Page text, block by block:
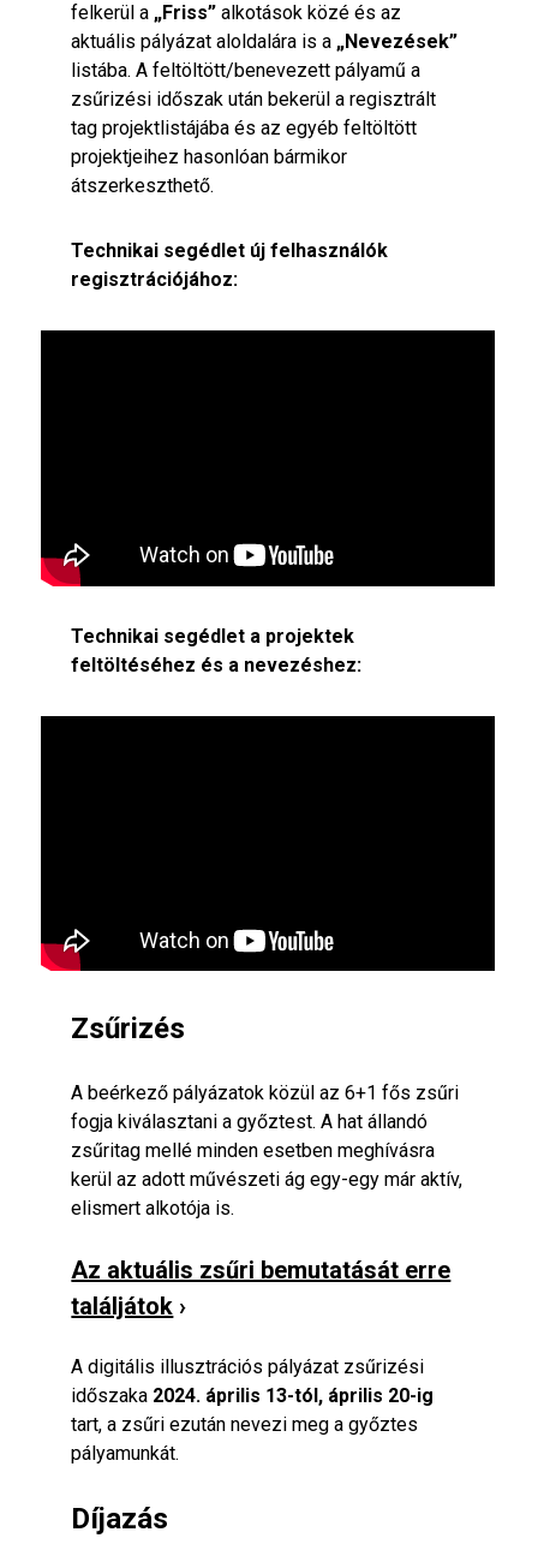
felkerül a „Friss” alkotások közé és az
aktuális pályázat aloldalára is a „Nevezések”
listába. A feltöltött/benevezett pályamű a
zsűrizési időszak után bekerül a regisztrált
tag projektlistájába és az egyéb feltöltött
projektjeihez hasonlóan bármikor
átszerkeszthető.
Technikai segédlet új felhasználók
regisztrációjához:
Technikai segédlet a projektek
feltöltéséhez és a nevezéshez:
Zsűrizés
A beérkező pályázatok közül az 6+1 fős zsűri
fogja kiválasztani a győztest. A hat állandó
zsűritag mellé minden esetben meghívásra
kerül az adott művészeti ág egy-egy már aktív,
elismert alkotója is.
Az aktuális zsűri bemutatását erre
találjátok ›​
A digitális illusztrációs pályázat zsűrizési
időszaka 2024. április 13-tól, április 20-ig
tart, a zsűri ezután nevezi meg a győztes
pályamunkát.
Díjazás